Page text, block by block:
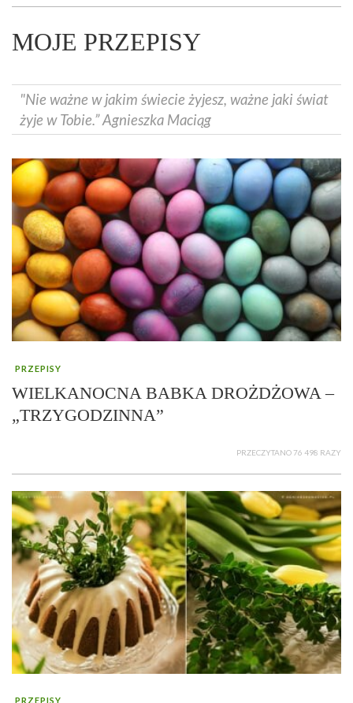
MOJE PRZEPISY
"Nie ważne w jakim świecie żyjesz, ważne jaki świat
żyje w Tobie.” Agnieszka Maciąg
PRZEPISY
WIELKANOCNA BABKA DROŻDŻOWA –
„TRZYGODZINNA”
PRZECZYTANO 76 498 RAZY
PRZEPISY